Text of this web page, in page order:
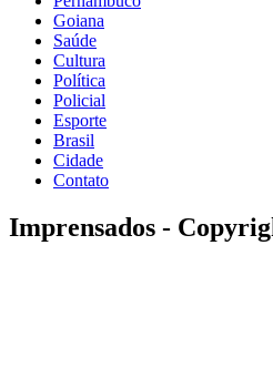
Goiana
Saúde
Cultura
Política
Policial
Esporte
Brasil
Cidade
Contato
Imprensados -